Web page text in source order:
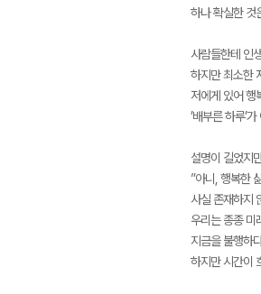
하나 확실한 것
사람들한테 인
하지만 최소한
저에게 있어 행
’배부른 하루’
설명이 길었지
”아니, 행복한
사실 존재하지
우리는 종종 미
지금을 불행하
하지만 시간이